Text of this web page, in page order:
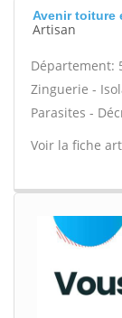
Avenir toiture
Artisan
Département:
Zinguerie -
Parasites -
Voir la fiche